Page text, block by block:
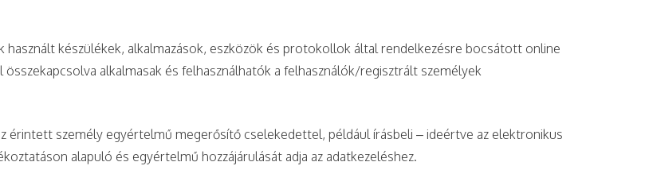
készülékek, alkalmazások, eszközök és protokollok által rendelkezésre bocsátott online
alkalmasak és felhasználhatók a felhasználók/regisztrált személyek
érintett személy egyértelmű megerősítő cselekedettel, például írásbeli – ideértve az elektronikus
alapuló és egyértelmű hozzájárulását adja az adatkezeléshez.